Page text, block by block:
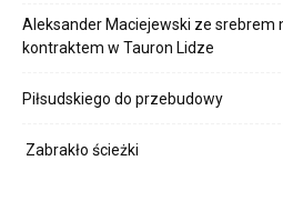
Aleksander Maciejewski ze srebrem
kontraktem w Tauron Lidze
Piłsudskiego do przebudowy
Zabrakło ścieżki